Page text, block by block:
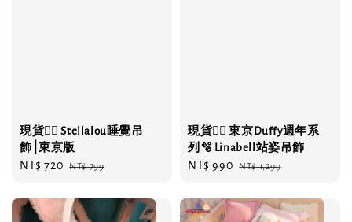
現貨❤️‍🔥 Stellalou睡覺吊
飾⎮東京版
Sale
NT$ 720 Regular
NT$ 799
現貨❤️‍🔥 東京Duffy週年系
列🫧 Linabell站姿吊飾
Sale
NT$ 990 Regular
NT$ 1,299